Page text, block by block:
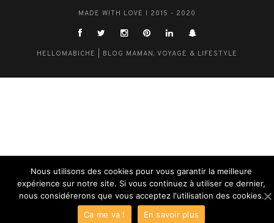
MADE WITH LOVE I 2015 - 2020
HELLOMABICHE | BLOG MAMAN, VOYAGE & LIFESTYLE
Nous utilisons des cookies pour vous garantir la meilleure
expérience sur notre site. Si vous continuez à utiliser ce dernier,
nous considérerons que vous acceptez l'utilisation des cookies.
Ca me va !
En savoir plus